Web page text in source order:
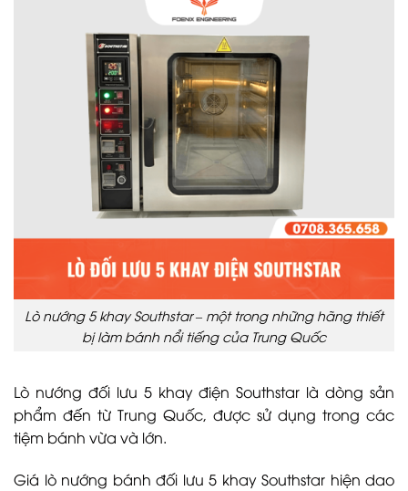
Lò nướng 5 khay Southstar – một trong những hãng thiết
bị làm bánh nổi tiếng của Trung Quốc
Lò nướng đối lưu 5 khay điện Southstar là dòng sản
phẩm đến từ Trung Quốc, được sử dụng trong các
tiệm bánh vừa và lớn.
Giá lò nướng bánh đối lưu 5 khay Southstar hiện dao